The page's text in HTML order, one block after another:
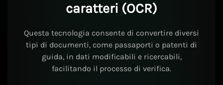
caratteri (OCR)
Questa tecnologia consente di convertire diversi
tipi di documenti, come passaporti o patenti di
guida, in dati modificabili e ricercabili,
facilitando il processo di verifica.